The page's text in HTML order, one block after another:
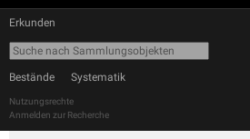
Erkunden
Bestände Systematik
Nutzungsrechte
Anmelden zur Recherche